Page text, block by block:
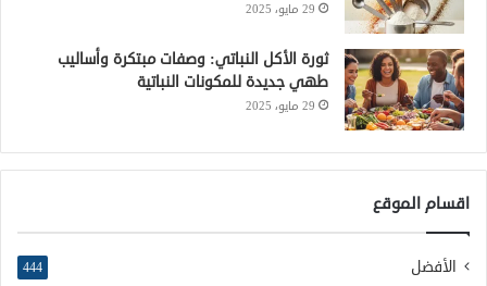
29 مايو، 2025
ثورة الأكل النباتي: وصفات مبتكرة وأساليب
طهي جديدة للمكونات النباتية
29 مايو، 2025
اقسام الموقع
الأفضل 444